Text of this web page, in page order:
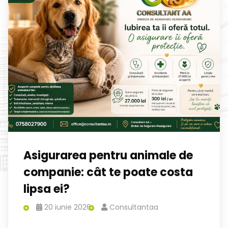
Asigurarea pentru animale de
companie: cât te poate costa
lipsa ei?
20 iunie 2026 Consultantaa